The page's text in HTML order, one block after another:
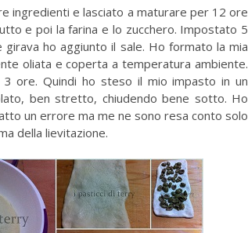
ingredienti e lasciato a maturare per 12 ore
e poi la farina e lo zucchero. Impostato 5
ho aggiunto il sale. Ho formato la mia
oliata e coperta a temperatura ambiente.
ore. Quindi ho steso il mio impasto in un
ben stretto, chiudendo bene sotto. Ho
un errore ma me ne sono resa conto solo
della lievitazione.